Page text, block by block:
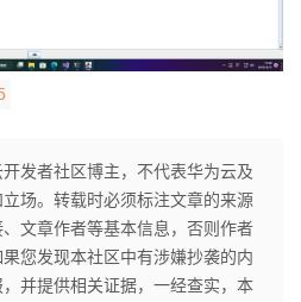
开发者社区博主，不代表华为云及
场。转载时必须标注文章的来源
、文章作者等基本信息，否则作者
您发现本社区中有涉嫌抄袭的内
并提供相关证据，一经查实，本